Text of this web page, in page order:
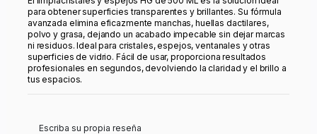
para obtener superficies transparentes y brillantes. Su fórmula
avanzada elimina eficazmente manchas, huellas dactilares,
polvo y grasa, dejando un acabado impecable sin dejar marcas
ni residuos. Ideal para cristales, espejos, ventanales y otras
superficies de vidrio. Fácil de usar, proporciona resultados
profesionales en segundos, devolviendo la claridad y el brillo a
tus espacios.
Escriba su propia reseña